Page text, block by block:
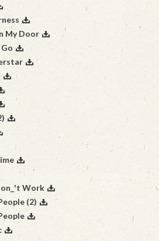
My Door
Work
(2)